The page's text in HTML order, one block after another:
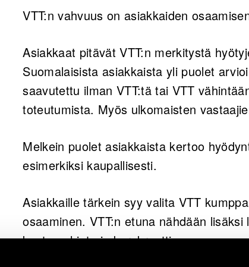
VTT:n vahvuus on asiakkaiden
Asiakkaat pitävät VTT:n merkitystä
Suomalaisista asiakkaista yli puolet
saavutettu ilman VTT:tä tai VTT
toteutumista. Myös ulkomaisten
Melkein puolet asiakkaista kertoo
esimerkiksi kaupallisesti.
Asiakkaille tärkein syy valita VTT
osaaminen. VTT:n etuna nähdään
koetaan hinta ja byrokraattisuus.